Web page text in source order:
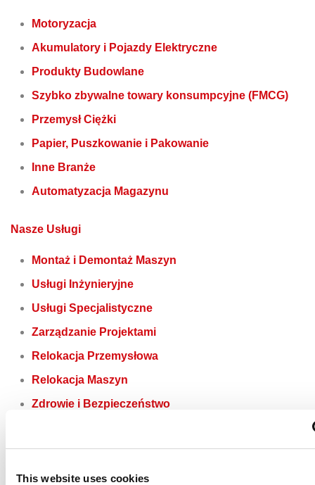
This website uses cookies
Motoryzacja
Akumulatory i Pojazdy Elektryczne
Produkty Budowlane
Szybko zbywalne towary konsumpcyjne (FMCG)
Przemysł Ciężki
Papier, Puszkowanie i Pakowanie
Inne Branże
Automatyzacja Magazynu
Nasze Usługi
Montaż i Demontaż Maszyn
Usługi Inżynieryjne
Usługi Specjalistyczne
Zarządzanie Projektami
Relokacja Przemysłowa
Relokacja Maszyn
Zdrowie i Bezpieczeństwo